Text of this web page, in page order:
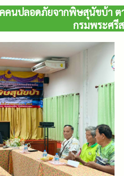
คคนปลอดภัยจากพิษสุนัขบ้า
กรมพระศรี